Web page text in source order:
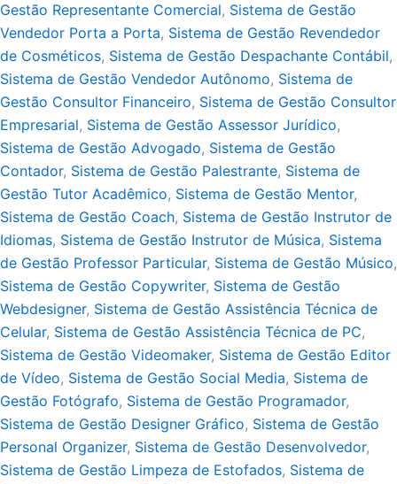
Gestão Representante Comercial, Sistema de Gestão
Vendedor Porta a Porta, Sistema de Gestão Revendedor
de Cosméticos, Sistema de Gestão Despachante Contábil,
Sistema de Gestão Vendedor Autônomo, Sistema de
Gestão Consultor Financeiro, Sistema de Gestão Consultor
Empresarial, Sistema de Gestão Assessor Jurídico,
Sistema de Gestão Advogado, Sistema de Gestão
Contador, Sistema de Gestão Palestrante, Sistema de
Gestão Tutor Acadêmico, Sistema de Gestão Mentor,
Sistema de Gestão Coach, Sistema de Gestão Instrutor de
Idiomas, Sistema de Gestão Instrutor de Música, Sistema
de Gestão Professor Particular, Sistema de Gestão Músico,
Sistema de Gestão Copywriter, Sistema de Gestão
Webdesigner, Sistema de Gestão Assistência Técnica de
Celular, Sistema de Gestão Assistência Técnica de PC,
Sistema de Gestão Videomaker, Sistema de Gestão Editor
de Vídeo, Sistema de Gestão Social Media, Sistema de
Gestão Fotógrafo, Sistema de Gestão Programador,
Sistema de Gestão Designer Gráfico, Sistema de Gestão
Personal Organizer, Sistema de Gestão Desenvolvedor,
Sistema de Gestão Limpeza de Estofados, Sistema de